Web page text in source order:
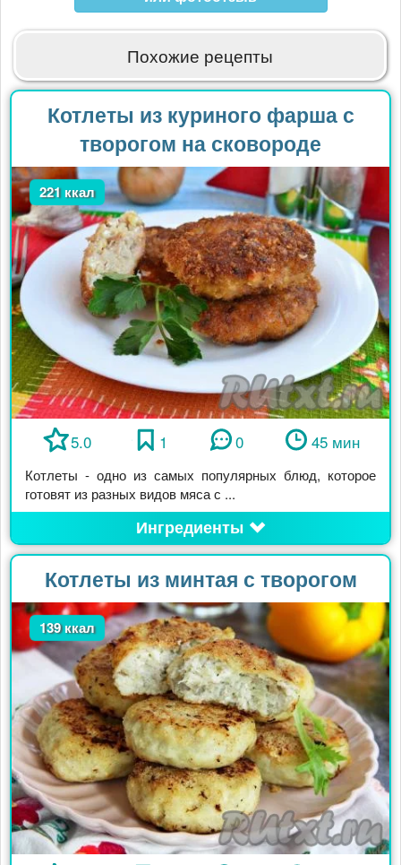
Похожие рецепты
Котлеты из куриного фарша с
творогом на сковороде
221 ккал
5.0 1 0 45 мин
Котлеты - одно из самых популярных блюд, которое
готовят из разных видов мяса с ...
Ингредиенты
Котлеты из минтая с творогом
139 ккал